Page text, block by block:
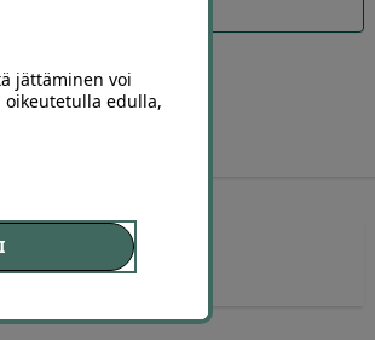
2 diiliä
jättäminen voi
oikeutetulla edulla,